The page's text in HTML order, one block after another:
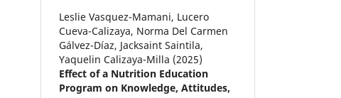
Leslie Vasquez-Mamani, Lucero
Cueva-Calizaya, Norma Del Carmen
Gálvez-Díaz, Jacksaint Saintila,
Yaquelin Calizaya-Milla (2025)
Effect of a Nutrition Education
Program on Knowledge, Attitudes,